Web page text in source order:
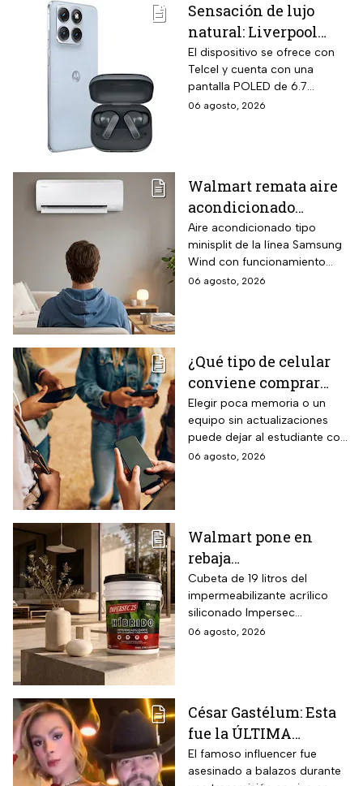
Sensación de lujo
natural: Liverpool
remata el Motorola
Edge 70 Fusion de
256GB de
almacenamiento,
El dispositivo se ofrece con
Telcel y cuenta con una
pantalla POLED de 6.7
pulgadas y funciones
06 agosto, 2026
Walmart remata aire
acondicionado
Samsung Wind
Inverter frío y calor 1
tonelada con WiFi y
$3,500 de descuento
Aire acondicionado tipo
minisplit de la línea Samsung
Wind con funcionamiento
bidireccional frío y calor
capacidad de gestión
mediante inteligencia artificial
con modo AI Auto Cooling
que ajusta automáticamente
el rendimiento según
06 agosto, 2026
¿Qué tipo de celular
conviene comprar
para el regreso a
clases? La guía según
el nivel escolar
Elegir poca memoria o un
equipo sin actualizaciones
puede dejar al estudiante con
un celular lento e
06 agosto, 2026
Walmart pone en
rebaja
impermeabilizante
ecológico Impersec 10
años con caucho
reciclado de 19 litros
Cubeta de 19 litros del
impermeabilizante acrílico
siliconado Impersec
formulado con hasta 60 por
térmicas frente al frío y calor,
reducción del paso de ruidos
exteriores y aplicación directa
mediante cepillo de ixtle sin
necesidad de tela de refuerzo
06 agosto, 2026
César Gastélum: Esta
fue la ÚLTIMA
publicación del
influencer en redes
El famoso influencer fue
asesinado a balazos durante